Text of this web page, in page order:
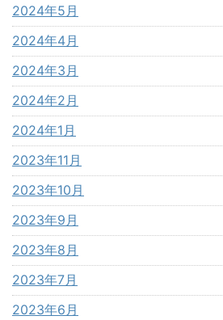
2024年5月
2024年4月
2024年3月
2024年2月
2024年1月
2023年11月
2023年10月
2023年9月
2023年8月
2023年7月
2023年6月